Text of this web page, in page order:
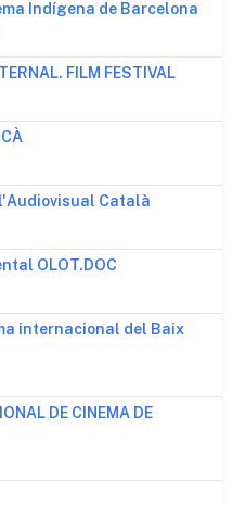
Indígena de Barcelona
FILM FESTIVAL
l'Audiovisual Català
OLOT.DOC
internacional del Baix
DE CINEMA DE